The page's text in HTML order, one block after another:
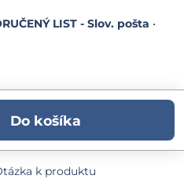
LIST - Slov. pošta •
Do košíka
k produktu